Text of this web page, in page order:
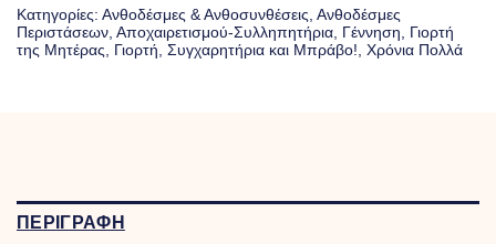
Κατηγορίες: Ανθοδέσμες & Ανθοσυνθέσεις, Ανθοδέσμες
Περιστάσεων, Αποχαιρετισμού-Συλληπητήρια, Γέννηση, Γιορτή
της Μητέρας, Γιορτή, Συγχαρητήρια και Μπράβο!, Χρόνια Πολλά
ΠΕΡΙΓΡΑΦΗ